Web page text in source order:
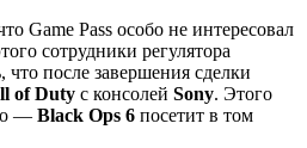
Game Pass особо не интересовал
сотрудники регулятора
после завершения сделки
of Duty с консолей Sony. Этого
— Black Ops 6 посетит в том